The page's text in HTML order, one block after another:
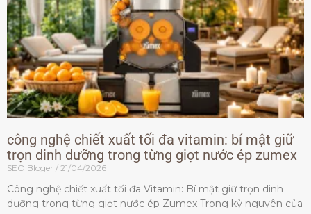
công nghệ chiết xuất tối đa vitamin: bí mật giữ
trọn dinh dưỡng trong từng giọt nước ép zumex
SEO Bloger 21/04/2026
Công nghệ chiết xuất tối đa Vitamin: Bí mật giữ trọn dinh
dưỡng trong từng giọt nước ép Zumex Trong kỷ nguyên của